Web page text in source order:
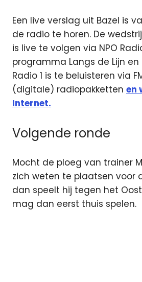
Een live verslag uit Bazel is
de radio te horen. De
is live te volgen via NPO
programma Langs de Lijn en
Radio 1 is te beluisteren via
(digitale) radiopakketten en
Internet.
Volgende ronde
Mocht de ploeg van trainer
zich weten te plaatsen voor
dan speelt hij tegen het
mag dan eerst thuis spelen.